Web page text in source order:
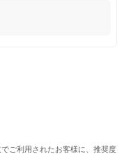
ご利用されたお客様に、推奨度